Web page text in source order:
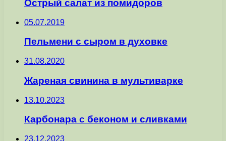
Острый салат из помидоров
05.07.2019
Пельмени с сыром в духовке
31.08.2020
Жареная свинина в мультиварке
13.10.2023
Карбонара с беконом и сливками
23.12.2023